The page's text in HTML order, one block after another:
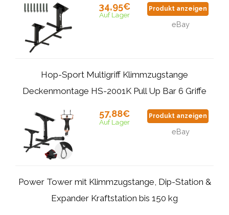
34,95€
Auf Lager
Produkt anzeigen
eBay
Hop-Sport Multigriff Klimmzugstange
Deckenmontage HS-2001K Pull Up Bar 6 Griffe
57,88€
Auf Lager
Produkt anzeigen
eBay
Power Tower mit Klimmzugstange, Dip-Station &
Expander Kraftstation bis 150 kg